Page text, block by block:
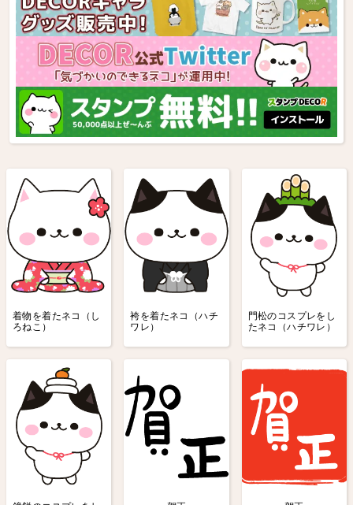
着物を着たネコ（し
ろねこ）
袴を着たネコ（ハチ
ワレ）
門松のコスプレをし
たネコ（ハチワレ）